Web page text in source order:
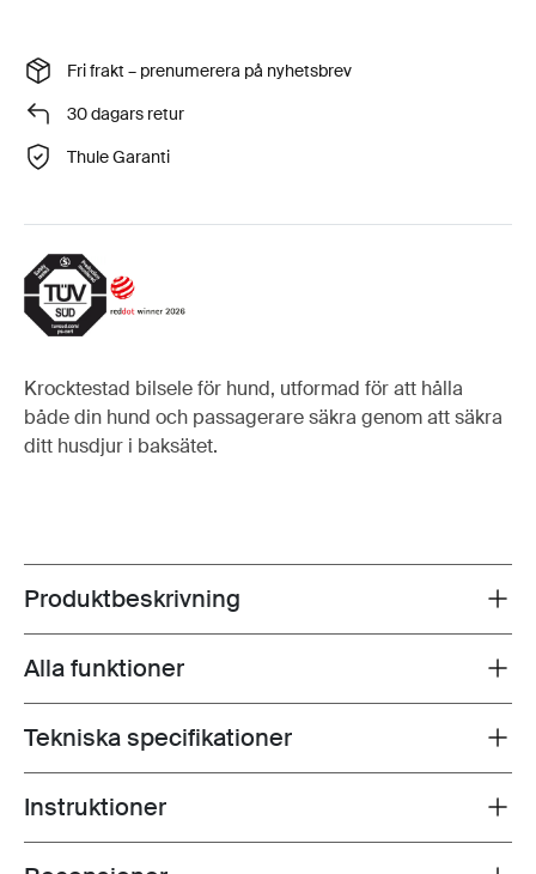
Fri frakt – prenumerera på nyhetsbrev
30 dagars retur
Thule Garanti
Krocktestad bilsele för hund, utformad för att hålla
både din hund och passagerare säkra genom att säkra
ditt husdjur i baksätet.
Toggle overview
Produktbeskrivning
Toggle features
Alla funktioner
Toggle techspec
Tekniska specifikationer
Toggle guides and instructions
Instruktioner